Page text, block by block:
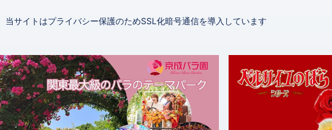
当サイトはプライバシー保護のためSSL化暗号通信を導入しています